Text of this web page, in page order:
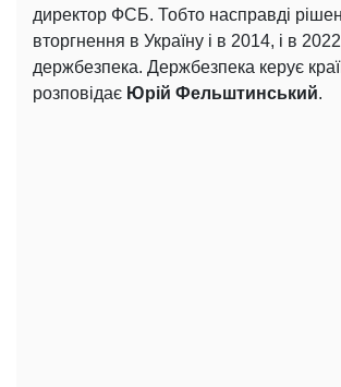
директор ФСБ. Тобто насправді
вторгнення в Україну і в 2014, і в
держбезпека. Держбезпека керує
розповідає Юрій Фельштинський.